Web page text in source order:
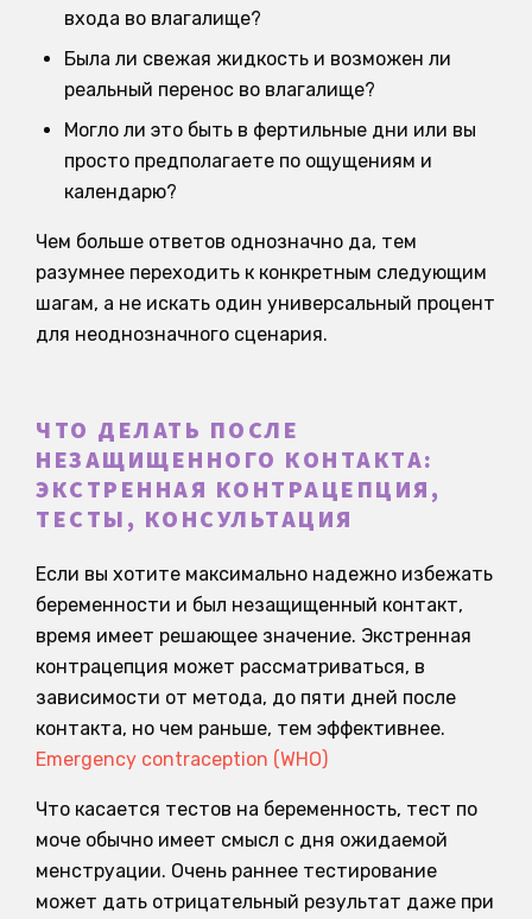
входа во влагалище?
Была ли свежая жидкость и возможен ли
реальный перенос во влагалище?
Могло ли это быть в фертильные дни или вы
просто предполагаете по ощущениям и
календарю?
Чем больше ответов однозначно да, тем
разумнее переходить к конкретным следующим
шагам, а не искать один универсальный процент
для неоднозначного сценария.
ЧТО ДЕЛАТЬ ПОСЛЕ
НЕЗАЩИЩЕННОГО КОНТАКТА:
ЭКСТРЕННАЯ КОНТРАЦЕПЦИЯ,
ТЕСТЫ, КОНСУЛЬТАЦИЯ
Если вы хотите максимально надежно избежать
беременности и был незащищенный контакт,
время имеет решающее значение. Экстренная
контрацепция может рассматриваться, в
зависимости от метода, до пяти дней после
контакта, но чем раньше, тем эффективнее.
Emergency contraception (WHO)
Что касается тестов на беременность, тест по
моче обычно имеет смысл с дня ожидаемой
менструации. Очень раннее тестирование
может дать отрицательный результат даже при